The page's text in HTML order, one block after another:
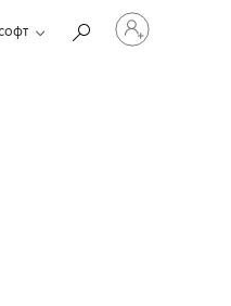
Войдите
учетную